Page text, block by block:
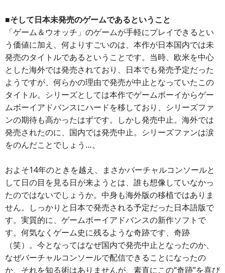
■そして日本未発売のゲームであるということ
「ゲーム＆ウオッチ」のゲームが手軽にプレイできるとい
う価値に加え、何よりすごいのは、本作が日本国内では未
発売のタイトルであるということです。当時、欧米を中心
とした海外では発売されており、日本でも発売予定だった
ようですが、何らかの理由で発売が中止となっていたこの
タイトル。シリーズとしては本作でゲームボーイからゲー
ムボーイアドバンスにハードを移しており、シリーズファ
ンの期待も高かったはずです。しかし発売中止。海外では
発売されたのに、国内では発売中止。シリーズファンは涙
をのんだことでしょう…。
およそ14年のときを越え、まさかバーチャルコンソールと
して日の目を見る日が来ようとは、誰も想像していなかっ
たのではないでしょうか。中身も海外版の移植ではありま
せん。しっかりと日本で発売される予定だった日本語版で
す。実質的に、ゲームボーイアドバンスの新作ソフトで
す。何気なくゲーム史に残るような奇跡です、奇跡
（笑）。今となってはなぜ国内で発売中止となったのか、
なぜバーチャルコンソールで配信できることになったの
か、それを知る術はありませんが、素直にこの“奇跡”を喜び